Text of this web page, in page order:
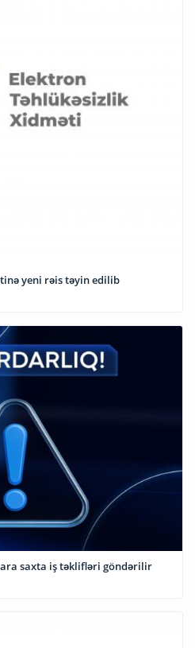
yeni rəis təyin edilib
saxta iş təklifləri göndərilir